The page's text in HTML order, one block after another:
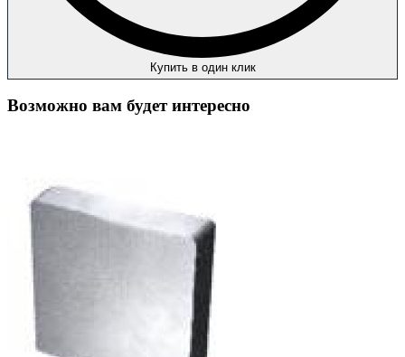
Купить в один клик
Возможно вам будет интересно